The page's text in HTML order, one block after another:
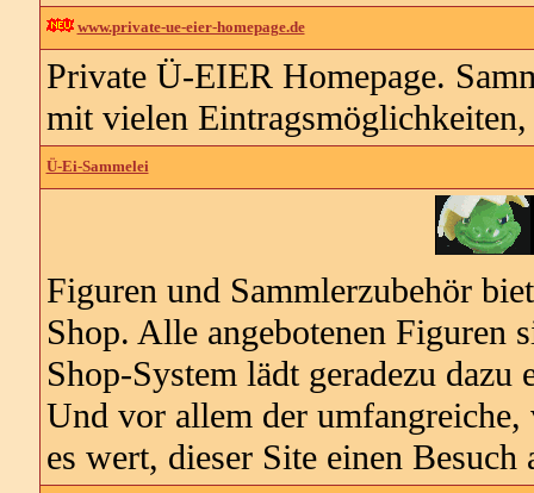
www.private-ue-eier-homepage.de
Private Ü-EIER Homepage.
mit vielen
Ü-Ei-Sammelei
Figuren und Sammlerzubehör
Shop. Alle angebotenen Figuren
Shop-System lädt geradezu
Und vor allem der
es wert, dieser Site einen Besuch